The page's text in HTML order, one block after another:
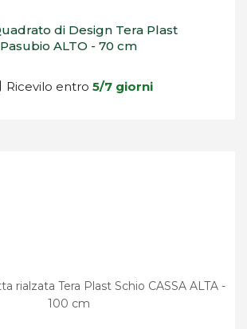
di Design Tera Plast
Pasubio ALTO - 70 cm
Ricevilo entro 5/7 giorni